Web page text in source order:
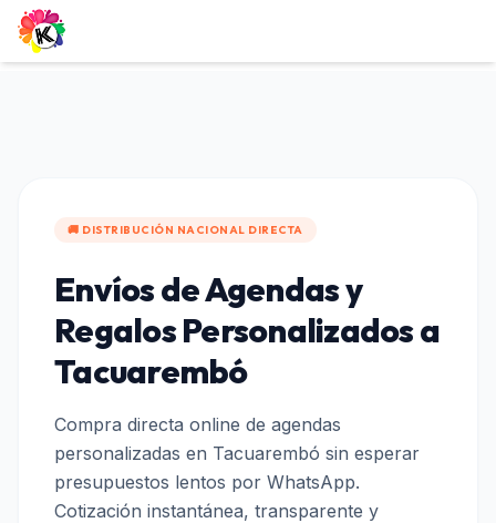
🚚 DISTRIBUCIÓN NACIONAL DIRECTA
Envíos de Agendas y
Regalos Personalizados a
Tacuarembó
Compra directa online de agendas
personalizadas en Tacuarembó sin esperar
presupuestos lentos por WhatsApp.
Cotización instantánea, transparente y